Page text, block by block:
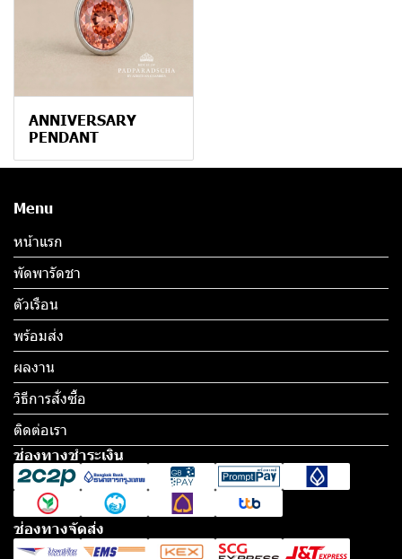
ANNIVERSARY
PENDANT
Menu
หน้าแรก
พัดพารัดชา
ตัวเรือน
พร้อมส่ง
ผลงาน
วิธีการสั่งซื้อ
ติดต่อเรา
ช่องทางชำระเงิน
ช่องทางจัดส่ง